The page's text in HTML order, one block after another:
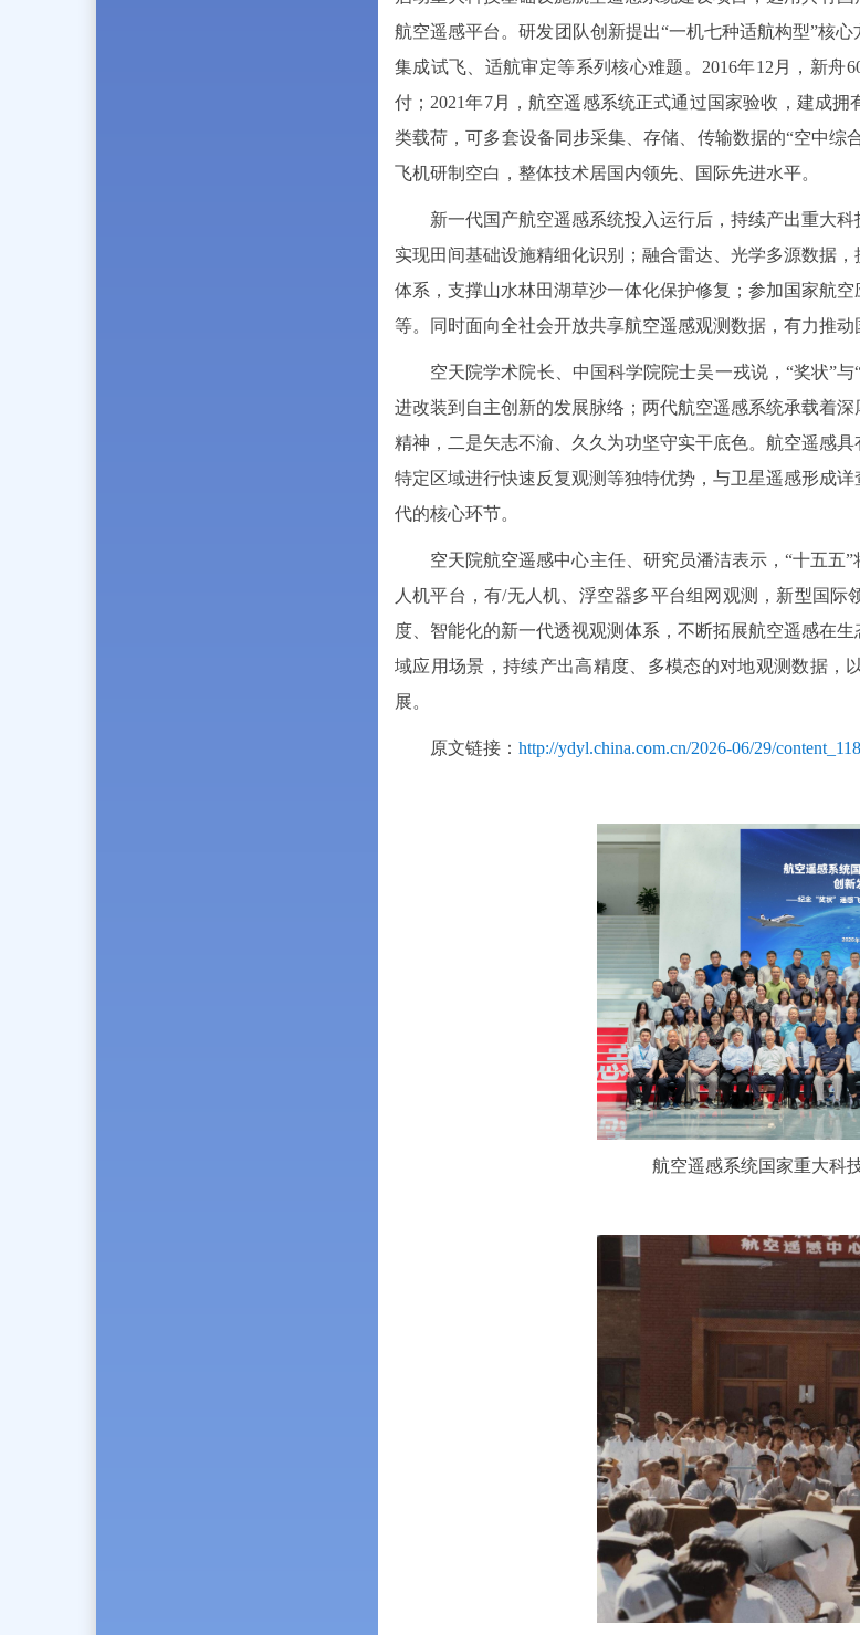
航空遥感平台。研发团队创新提出“一机七种适航构型”核
集成试飞、适航审定等系列核心难题。2016年12月，新舟
付；2021年7月，航空遥感系统正式通过国家验收，建成
类载荷，可多套设备同步采集、存储、传输数据的“空中综
飞机研制空白，整体技术居国内领先、国际先进水平。
新一代国产航空遥感系统投入运行后，持续产出重大
实现田间基础设施精细化识别；融合雷达、光学多源数据
体系，支撑山水林田湖草沙一体化保护修复；参加国家航
等。同时面向全社会开放共享航空遥感观测数据，有力推动
空天院学术院长、中国科学院院士吴一戎说，“奖状”
进改装到自主创新的发展脉络；两代航空遥感系统承载着
精神，二是矢志不渝、久久为功坚守实干底色。航空遥感
特定区域进行快速反复观测等独特优势，与卫星遥感形成
代的核心环节。
空天院航空遥感中心主任、研究员潘洁表示，“十五五
人机平台，有/无人机、浮空器多平台组网观测，新型国
度、智能化的新一代透视观测体系，不断拓展航空遥感在
域应用场景，持续产出高精度、多模态的对地观测数据，
展。
原文链接： http://ydyl.china.com.cn/2026-06/29/
航空遥感系统国家重大科